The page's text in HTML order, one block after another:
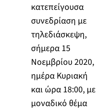
κατεπείγουσα
συνεδρίαση με
τηλεδιάσκεψη,
σήμερα 15
Νοεμβρίου 2020,
ημέρα Κυριακή
και ώρα 18:00, με
μοναδικό θέμα